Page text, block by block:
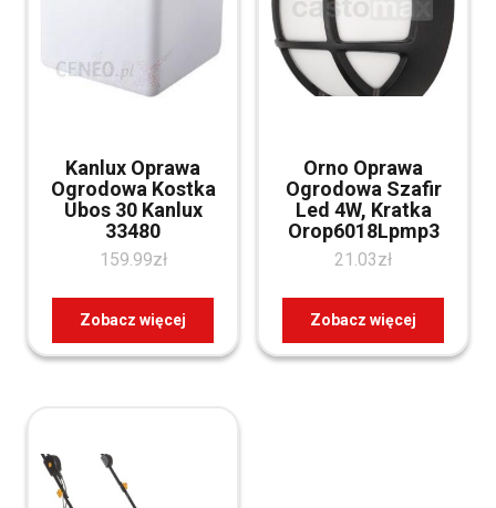
Kanlux Oprawa
Ogrodowa Kostka
Ubos 30 Kanlux
33480
159.99zł
Zobacz więcej
Orno Oprawa
Ogrodowa Szafir
Led 4W, Kratka
Orop6018Lpmp3
21.03zł
Zobacz więcej